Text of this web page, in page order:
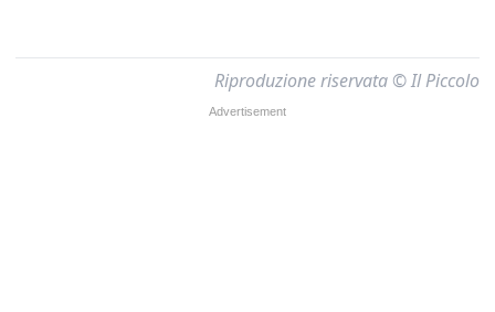
Riproduzione riservata © Il Piccolo